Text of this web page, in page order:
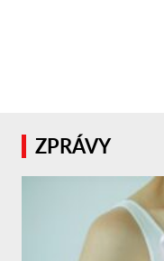
ZPRÁVY